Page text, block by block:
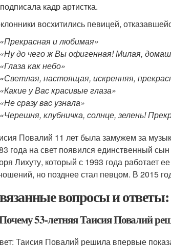
кадр артистка.
восхитились певицей,
«Прекрасная и любимая»
«Ну до чего ж Вы офигенная! Милая,
«Глаза как небо»
«Светлая, настоящая, искренняя,
«Какие у Вас красивые глаза»
«Не сразу вас узнала»
«Черешня, клубничка, солнце, зелень!
Повалий 11 лет была замужем за
года на свет появился единственный
Лихуту, который с 1993 года работает
но позднее стал певцом. В 2015
вопросы и ответы:
53-летняя Таисия Повалий
Таисия Повалий решила впервые